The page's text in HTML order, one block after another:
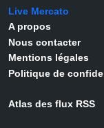
Live Mercato
A propos
Nous contacter
Mentions légales
Politique de
Atlas des flux RSS